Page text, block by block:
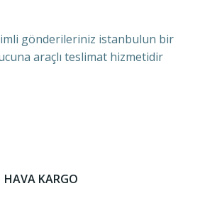
gönderileriniz istanbulun bir
araçlı teslimat hizmetidir
HAVA KARGO